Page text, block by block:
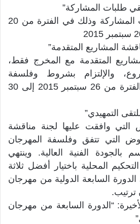
طلبات المشاركة”
وفيها يتم تلقي طلبات المشاركة وذلك في الفترة من 20
المشاريع المتقدمة”
المتقدمة مع المخرج فقط،
والإلتزام بشروط وفلسفة
المهرجان. وذلك في الفترة من 26 سبتمبر 2015 إلى 30
التمهيدي”
التي وافقت عليها لجنة مناقشة
التي تتفق وفلسفة المهرجان
الفنية العالية. وينتهي
المحلية باختيار أفضل ثلاثة
السابعة الدولية من مهرجان
ترتيب.
“الدورة السابعة من مهرجان